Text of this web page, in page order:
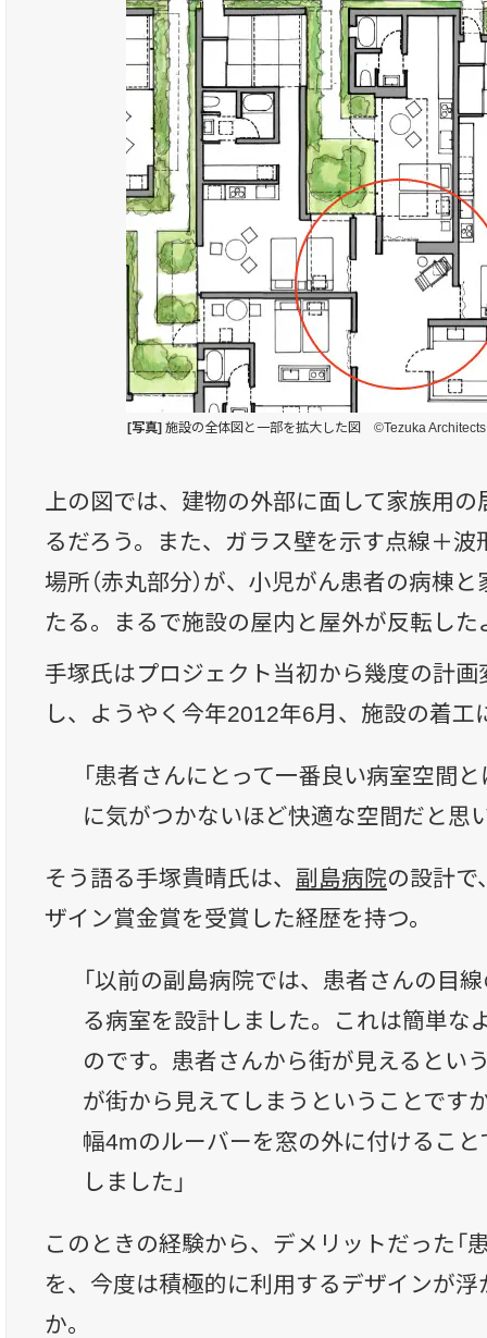
[写真] 施設の全体図と一部を拡大した図 ©Tezuka Architects
上の図では、建物の外部に面して家族用
るだろう。また、ガラス壁を示す点線＋
場所（赤丸部分）が、小児がん患者の病棟
たる。まるで施設の屋内と屋外が反転した
手塚氏はプロジェクト当初から幾度の計
し、ようやく今年2012年6月、施設の着工
「患者さんにとって一番良い病室空間
に気がつかないほど快適な空間だと思
そう語る手塚貴晴氏は、 副島病院の設計で
ザイン賞金賞を受賞した経歴を持つ。
「以前の副島病院では、患者さんの目
る病室を設計しました。これは簡単な
のです。患者さんから街が見えるとい
が街から見えてしまうということです
幅4mのルーバーを窓の外に付けるこ
しました」
このときの経験から、デメリットだった「
を、今度は積極的に利用するデザインが
か。